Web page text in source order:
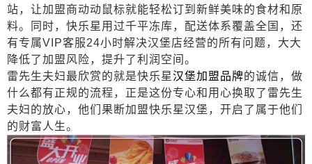
站，让加盟商动动鼠标就能轻松订到新鲜美味的食材和原
料。同时，快乐星用过千平冻库，配送体系覆盖全国，还
有专属VIP客服24小时解决汉堡店经营的所有问题，大大
降低了加盟风险，提升了利润空间。
雷先生夫妇最欣赏的就是快乐星汉堡加盟品牌的诚信，做
什么都有正规的流程，正是这份专心和用心换取了雷先生
夫妇的放心，他们果断加盟快乐星汉堡，开启了属于他们
的财富人生。